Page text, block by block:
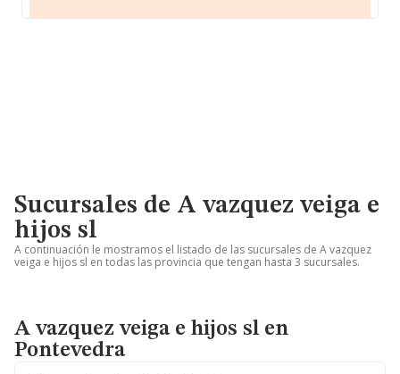
Sucursales de A vazquez veiga e
hijos sl
A continuación le mostramos el listado de las sucursales de A vazquez
veiga e hijos sl en todas las provincia que tengan hasta 3 sucursales.
A vazquez veiga e hijos sl en
Pontevedra